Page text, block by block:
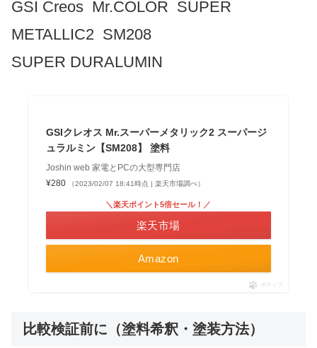
GSI Creos Mr.COLOR SUPER
METALLIC2 SM208
SUPER DURALUMIN
GSIクレオス Mr.スーパーメタリック2 スーパージ
ュラルミン【SM208】 塗料
Joshin web 家電とPCの大型専門店
¥280
（2023/02/07 18:41時点 | 楽天市場調べ）
Amazon
＼楽天ポイント5倍セール！／
楽天市場
ポチップ
比較検証前に（塗料希釈・塗装方法）